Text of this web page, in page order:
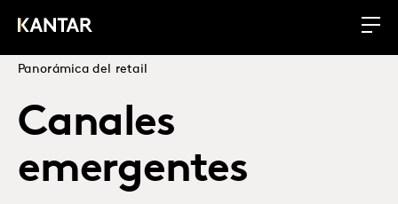
Panorámica del retail
Canales
emergentes